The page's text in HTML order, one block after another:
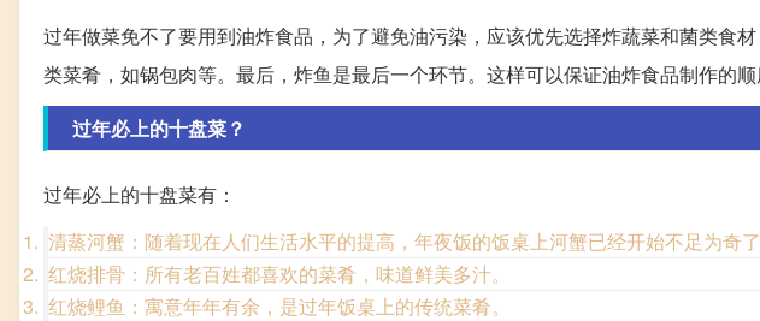
过年做菜免不了要用到油炸食品，为了避免油污染，应该优先选择炸蔬菜和菌类食
类菜肴，如锅包肉等。最后，炸鱼是最后一个环节。这样可以保证油炸食品制作的顺
过年必上的十盘菜？
过年必上的十盘菜有：
清蒸河蟹：随着现在人们生活水平的提高，年夜饭的饭桌上河蟹已经开始不足为奇了
红烧排骨：所有老百姓都喜欢的菜肴，味道鲜美多汁。
红烧鲤鱼：寓意年年有余，是过年饭桌上的传统菜肴。